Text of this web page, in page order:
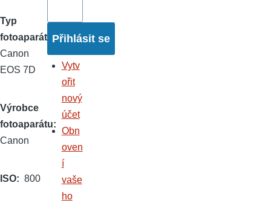
Typ
fotoaparátu
Canon
EOS 7D
Výrobce
fotoaparátu
Canon
ISO 800
Vytv
ořit
nový
účet
Obn
oven
í
vaše
ho